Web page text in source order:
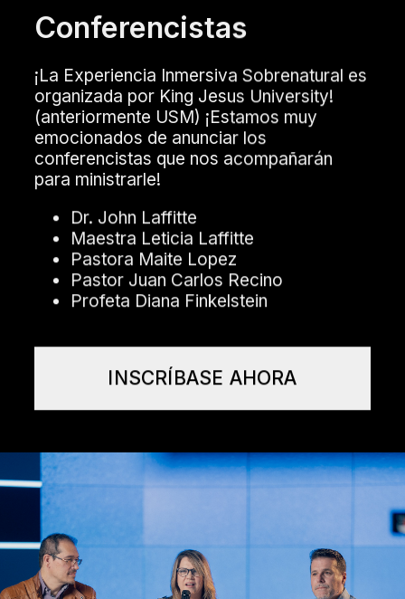
Conferencistas
¡La Experiencia Inmersiva Sobrenatural es
organizada por King Jesus University!
(anteriormente USM) ¡Estamos muy
emocionados de anunciar los
conferencistas que nos acompañarán
para ministrarle!
Dr. John Laffitte
Maestra Leticia Laffitte
Pastora Maite Lopez
Pastor Juan Carlos Recino
Profeta Diana Finkelstein
INSCRÍBASE AHORA